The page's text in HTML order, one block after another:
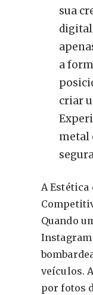
sua
a
criar
metal
A
Quando
Instagram
veículos.
por fotos